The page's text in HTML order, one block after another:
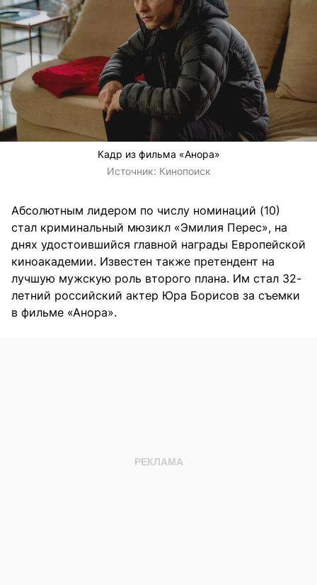
Кадр из фильма «Анора»
Источник: Кинопоиск
Абсолютным лидером по числу номинаций (10)
стал криминальный мюзикл «Эмилия Перес», на
днях удостоившийся главной награды Европейской
киноакадемии. Известен также претендент на
лучшую мужскую роль второго плана. Им стал 32-
летний российский актер Юра Борисов за съемки
в фильме «Анора».